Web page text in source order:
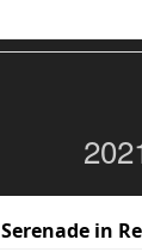
Serenade in